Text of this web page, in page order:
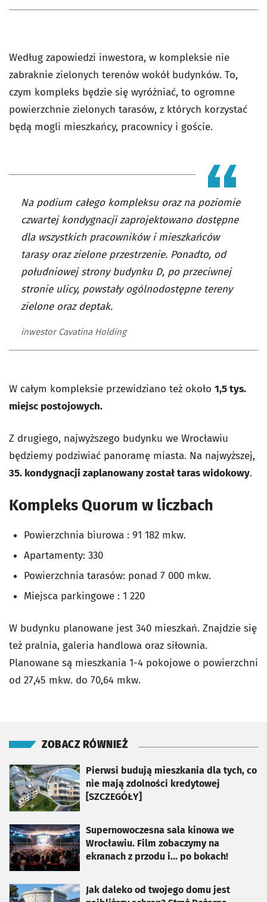
Według zapowiedzi inwestora, w kompleksie nie
zabraknie zielonych terenów wokół budynków. To,
czym kompleks będzie się wyróżniać, to ogromne
powierzchnie zielonych tarasów, z których korzystać
będą mogli mieszkańcy, pracownicy i goście.
Na podium całego kompleksu oraz na poziomie
czwartej kondygnacji zaprojektowano dostępne
dla wszystkich pracowników i mieszkańców
tarasy oraz zielone przestrzenie. Ponadto, od
południowej strony budynku D, po przeciwnej
stronie ulicy, powstały ogólnodostępne tereny
zielone oraz deptak.
inwestor Cavatina Holding
W całym kompleksie przewidziano też około 1,5 tys.
miejsc postojowych.
Z drugiego, najwyższego budynku we Wrocławiu
będziemy podziwiać panoramę miasta. Na najwyższej,
35. kondygnacji zaplanowany został taras widokowy.
Kompleks Quorum w liczbach
Powierzchnia biurowa : 91 182 mkw.
Apartamenty: 330
Powierzchnia tarasów: ponad 7 000 mkw.
Miejsca parkingowe : 1 220
W budynku planowane jest 340 mieszkań. Znajdzie się
też pralnia, galeria handlowa oraz siłownia.
Planowane są mieszkania 1-4 pokojowe o powierzchni
od 27,45 mkw. do 70,64 mkw.
ZOBACZ RÓWNIEŻ
Pierwsi budują mieszkania dla tych, co
nie mają zdolności kredytowej
[SZCZEGÓŁY]
otworzy się w nowej karcie
Supernowoczesna sala kinowa we
Wrocławiu. Film zobaczymy na
ekranach z przodu i... po bokach!
otworzy się w nowej karcie
Jak daleko od twojego domu jest
otworzy się w nowej karcie